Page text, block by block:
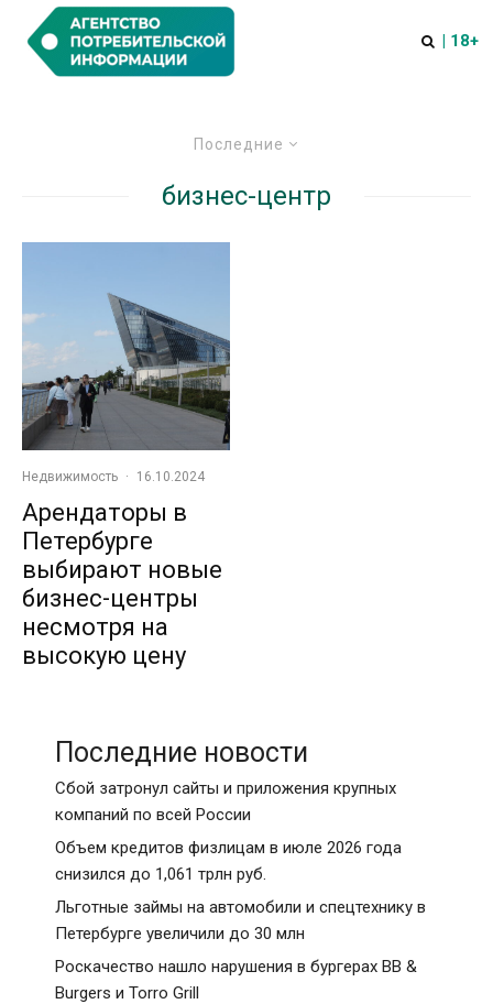
| 18+
Последние
бизнес-центр
Недвижимость · 16.10.2024
Арендаторы в
Петербурге
выбирают новые
бизнес-центры
несмотря на
высокую цену
Последние новости
Сбой затронул сайты и приложения крупных
компаний по всей России
Объем кредитов физлицам в июле 2026 года
снизился до 1,061 трлн руб.
Льготные займы на автомобили и спецтехнику в
Петербурге увеличили до 30 млн
Роскачество нашло нарушения в бургерах BB &
Burgers и Torro Grill